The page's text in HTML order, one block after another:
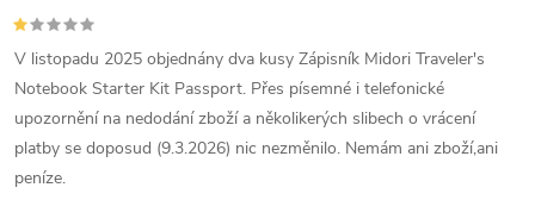
V listopadu 2025 objednány dva kusy Zápisník Midori Traveler's
Notebook Starter Kit Passport. Přes písemné i telefonické
upozornění na nedodání zboží a několikerých slibech o vrácení
platby se doposud (9.3.2026) nic nezměnilo. Nemám ani zboží,ani
peníze.